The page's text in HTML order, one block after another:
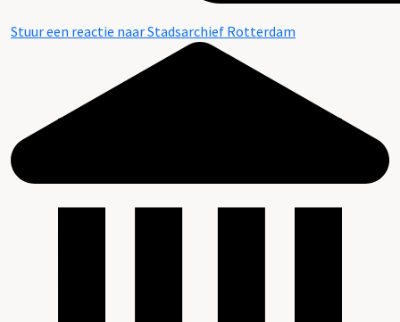
Stuur een reactie naar Stadsarchief Rotterdam